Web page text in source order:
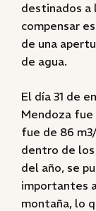
destinados a
compensar
de una
de agua.
El día 31 de
Mendoza fue
fue de 86
dentro de
del año, se
importantes
montaña, lo